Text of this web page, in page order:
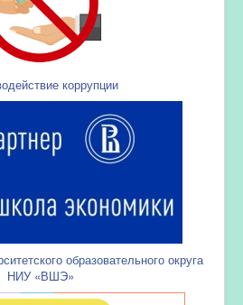
коррупции
образовательного округа
НИУ «ВШЭ»